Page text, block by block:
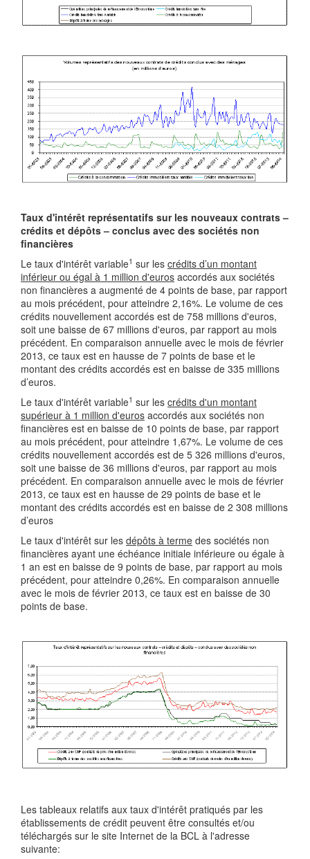
Taux d'intérêt représentatifs sur les nouveaux contrats –
crédits et dépôts – conclus avec des sociétés non
financières
Le taux d'intérêt variable1 sur les crédits d’un montant
inférieur ou égal à 1 million d'euros accordés aux sociétés
non financières a augmenté de 4 points de base, par rapport
au mois précédent, pour atteindre 2,16%. Le volume de ces
crédits nouvellement accordés est de 758 millions d'euros,
soit une baisse de 67 millions d'euros, par rapport au mois
précédent. En comparaison annuelle avec le mois de février
2013, ce taux est en hausse de 7 points de base et le
montant des crédits accordés est en baisse de 335 millions
d’euros.
Le taux d'intérêt variable1 sur les crédits d'un montant
supérieur à 1 million d'euros accordés aux sociétés non
financières est en baisse de 10 points de base, par rapport
au mois précédent, pour atteindre 1,67%. Le volume de ces
crédits nouvellement accordés est de 5 326 millions d'euros,
soit une baisse de 36 millions d'euros, par rapport au mois
précédent. En comparaison annuelle avec le mois de février
2013, ce taux est en hausse de 29 points de base et le
montant des crédits accordés est en baisse de 2 308 millions
d’euros
Le taux d'intérêt sur les dépôts à terme des sociétés non
financières ayant une échéance initiale inférieure ou égale à
1 an est en baisse de 9 points de base, par rapport au mois
précédent, pour atteindre 0,26%. En comparaison annuelle
avec le mois de février 2013, ce taux est en baisse de 30
points de base.
Les tableaux relatifs aux taux d'intérêt pratiqués par les
établissements de crédit peuvent être consultés et/ou
téléchargés sur le site Internet de la BCL à l'adresse
suivante: